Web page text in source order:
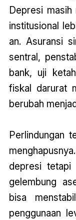
Depresi
institusional
an. Asuransi
sentral,
bank, uji
fiskal darurat
berubah
Perlindungan
depresi tetapi
gelembung
bisa
penggunaan